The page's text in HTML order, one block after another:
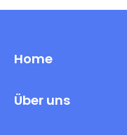
Home
Über uns